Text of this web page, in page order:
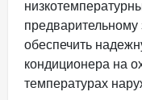
обеспечить
кондиционера на
температурах